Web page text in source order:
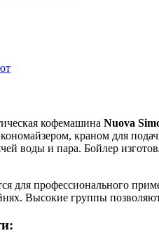
кофемашина Nuova
краном для
воды и пара. Бойлер
для профессионального
Высокие группы